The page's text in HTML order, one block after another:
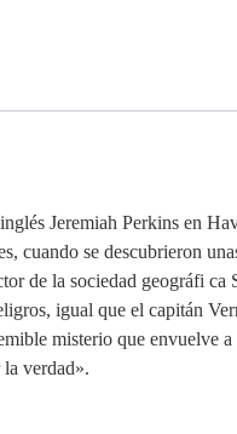
Jeremiah Perkins en
cuando se descubrieron
de la sociedad geográfi
igual que el capitán
misterio que
verdad».